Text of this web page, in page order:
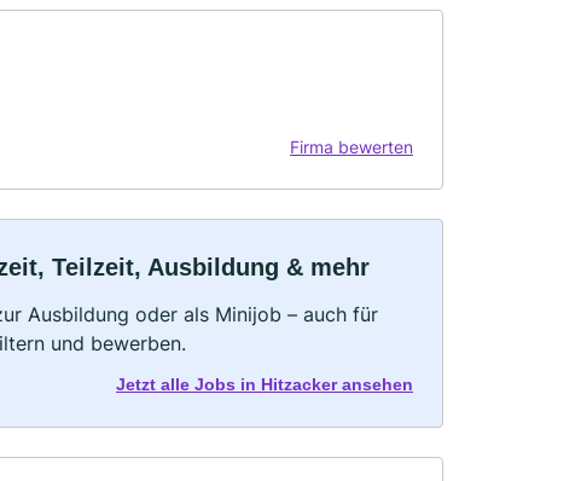
Firma bewerten
Teilzeit, Ausbildung & mehr
Ausbildung oder als Minijob – auch für
und bewerben.
Jetzt alle Jobs in Hitzacker ansehen